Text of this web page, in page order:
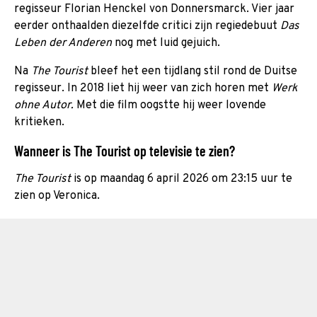
regisseur Florian Henckel von Donnersmarck. Vier jaar
eerder onthaalden diezelfde critici zijn regiedebuut Das
Leben der Anderen nog met luid gejuich.
Na The Touristbleef het een tijdlang stil rond de Duitse
regisseur. In 2018 liet hij weer van zich horen met Werk
ohne Autor. Met die film oogstte hij weer lovende
kritieken.
Wanneer is The Tourist op televisie te zien?
The Touristis op maandag 6 april 2026 om 23:15 uur te
zien op Veronica.